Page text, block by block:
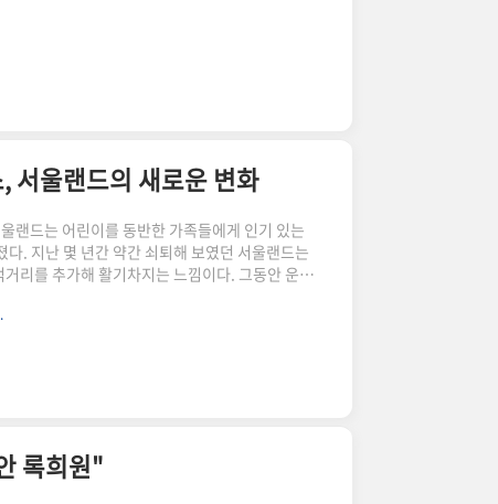
통장(외화 체인지업 예금: USD) 두 개를 연결해
매우 편리하다. 달러 결제는 이렇게!해외에서
서울랜드의 새로운 변화
랜드는 어린이를 동반한 가족들에게 인기 있는
. 지난 몇 년간 약간 쇠퇴해 보였던 서울랜드는
리를 추가해 활기차지는 느낌이다. 그동안 운영
는 10월부터 크리스마스 분위기를 만끽할 수
빛을 발해 가족과 친구와 함께 사진을 찍기에
리스마스 마켓 주변을 편안하게 둘러..
록희원"